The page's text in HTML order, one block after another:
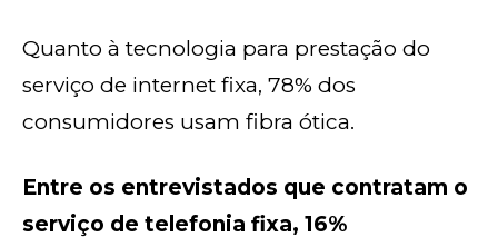
Quanto à tecnologia para prestação do
serviço de internet fixa, 78% dos
consumidores usam fibra ótica.
Entre os entrevistados que contratam o
serviço de telefonia fixa, 16%